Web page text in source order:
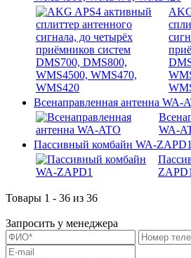
Всенаправленная антенна WA-
WA-
Пассивный комбайн WA-ZAPD1
ZAPD1
Товары 1 - 36 из 36
Запросить у менеджера